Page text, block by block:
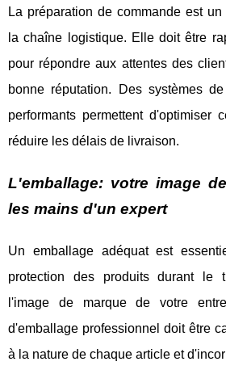
La préparation de commande est
la chaîne logistique. Elle doit être
pour répondre aux attentes des
bonne réputation. Des systèmes
performants permettent d'optimiser
réduire les délais de livraison.
L'emballage: votre image
les mains d'un expert
Un emballage adéquat est
protection des produits durant le
l'image de marque de votre
d'emballage professionnel doit être
à la nature de chaque article et